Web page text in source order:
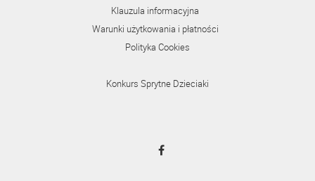
Klauzula informacyjna
Warunki użytkowania i płatności
Polityka Cookies
Konkurs Sprytne Dzieciaki